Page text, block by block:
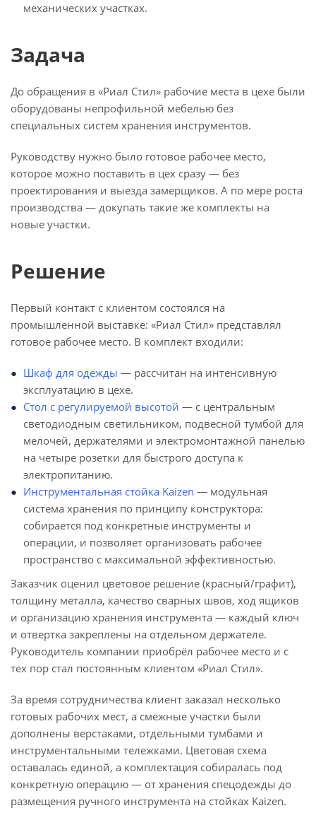
механических участках.
Задача
До обращения в «Риал Стил» рабочие места в цехе были
оборудованы непрофильной мебелью без
специальных систем хранения инструментов.
Руководству нужно было готовое рабочее место,
которое можно поставить в цех сразу — без
проектирования и выезда замерщиков. А по мере роста
производства — докупать такие же комплекты на
новые участки.
Решение
Первый контакт с клиентом состоялся на
промышленной выставке: «Риал Стил» представлял
готовое рабочее место. В комплект входили:
Шкаф для одежды — рассчитан на интенсивную
эксплуатацию в цехе.
Стол с регулируемой высотой — с центральным
светодиодным светильником, подвесной тумбой для
мелочей, держателями и электромонтажной панелью
на четыре розетки для быстрого доступа к
электропитанию.
Инструментальная стойка Kaizen — модульная
система хранения по принципу конструктора:
собирается под конкретные инструменты и
операции, и позволяет организовать рабочее
пространство с максимальной эффективностью.
Заказчик оценил цветовое решение (красный/графит),
толщину металла, качество сварных швов, ход ящиков
и организацию хранения инструмента — каждый ключ
и отвертка закреплены на отдельном держателе.
Руководитель компании приобрёл рабочее место и с
тех пор стал постоянным клиентом «Риал Стил».
За время сотрудничества клиент заказал несколько
готовых рабочих мест, а смежные участки были
дополнены верстаками, отдельными тумбами и
инструментальными тележками. Цветовая схема
оставалась единой, а комплектация собиралась под
конкретную операцию — от хранения спецодежды до
размещения ручного инструмента на стойках Kaizen.